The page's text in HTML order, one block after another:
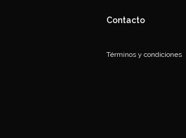
Contacto
Términos y condiciones